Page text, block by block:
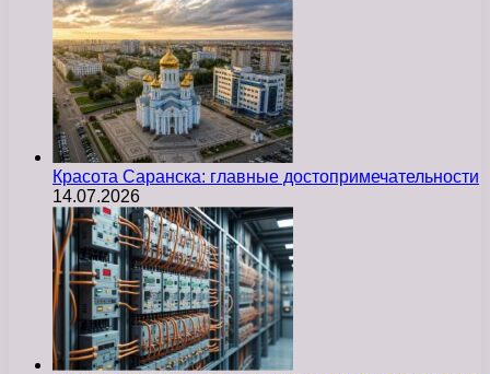
Красота Саранска: главные достопримечательности
14.07.2026